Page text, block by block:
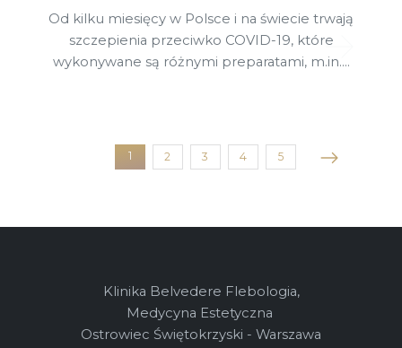
Od kilku miesięcy w Polsce i na świecie trwają
szczepienia przeciwko COVID-19, które
wykonywane są różnymi preparatami, m.in....
1
2 3 4 5
Klinika Belvedere Flebologia,
Medycyna Estetyczna
Ostrowiec Świętokrzyski - Warszawa